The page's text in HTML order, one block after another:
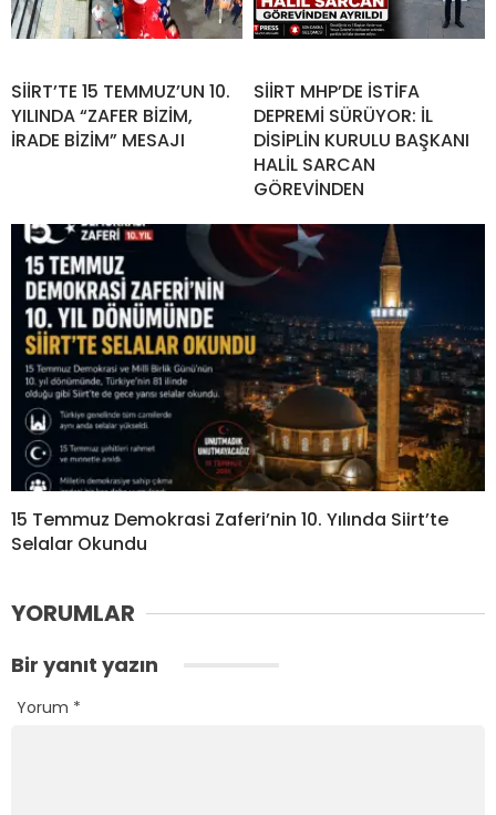
SİİRT’TE 15 TEMMUZ’UN 10.
YILINDA “ZAFER BİZİM,
İRADE BİZİM” MESAJI
SİİRT MHP’DE İSTİFA
DEPREMİ SÜRÜYOR: İL
DİSİPLİN KURULU BAŞKANI
HALİL SARCAN
GÖREVİNDEN
15 Temmuz Demokrasi Zaferi’nin 10. Yılında Siirt’te
Selalar Okundu
YORUMLAR
Bir yanıt yazın
Yorum *